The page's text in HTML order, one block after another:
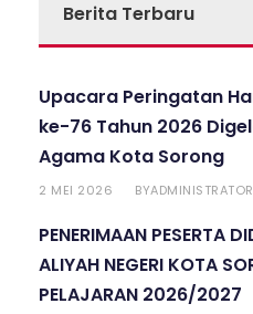
Berita Terbaru
Upacara Peringatan
ke-76 Tahun 2026
Agama Kota Sorong
2 MEI 2026 BYADMINISTRATOR
PENERIMAAN PESERTA
ALIYAH NEGERI KOTA
PELAJARAN 2026/2027